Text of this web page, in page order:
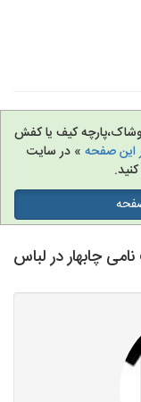
کیف یا کفش
این صفحه » در سایت
چابهار در لباس